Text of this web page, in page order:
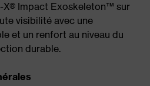
X® Impact Exoskeleton™ sur
visibilité avec une
et un renfort au niveau du
durable.